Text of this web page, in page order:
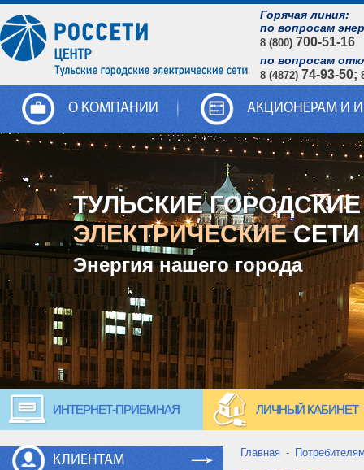
Горячая линия:
по вопросам
8 (800) 700-51-16
по вопросам
8 (4872) 74-93-50;
О КОМПАНИИ АКЦИОНЕРАМ И
ТУЛЬСКИЕ ГОРОДСКИЕ
ЭЛЕКТРИЧЕСКИЕСЕТИ
Энергия нашего города
ИНТЕРНЕТ-ПРИЕМНАЯ ЛИЧНЫЙ КАБИНЕТ
КЛИЕНТАМ
Главная -